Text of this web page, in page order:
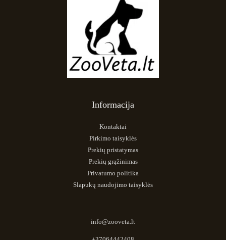
Informacija
Kontaktai
Pirkimo taisyklės
Prekių pristatymas
Prekių grąžinimas
Privatumo politika
Slapukų naudojimo taisyklės
info@zooveta.lt